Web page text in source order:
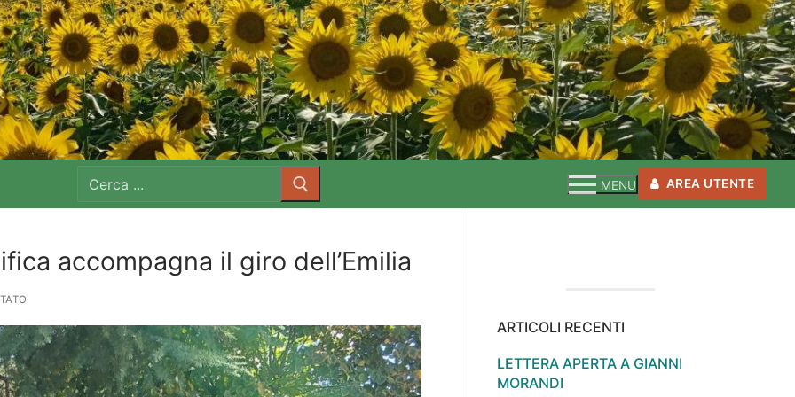
Cerca: MENU AREA UTENTE
accompagna il giro dell’Emilia
ARTICOLI RECENTI
LETTERA APERTA A GIANNI
MORANDI